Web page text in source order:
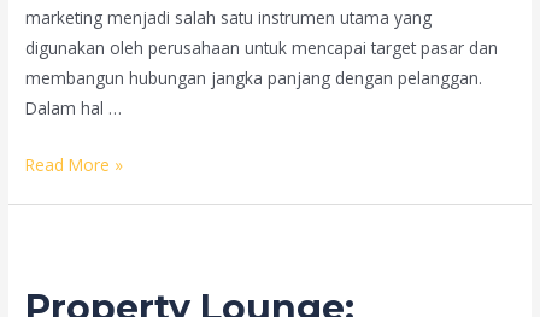
marketing menjadi salah satu instrumen utama yang
digunakan oleh perusahaan untuk mencapai target pasar dan
membangun hubungan jangka panjang dengan pelanggan.
Dalam hal …
Peran
Read More »
Property Lounge: